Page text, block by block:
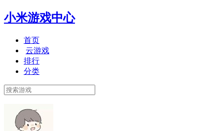
小米游戏中心
首页
云游戏
排行
分类